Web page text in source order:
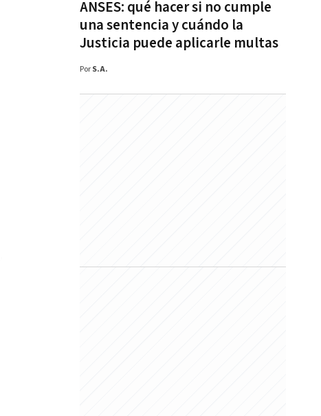
ANSES: qué hacer si no cumple
una sentencia y cuándo la
Justicia puede aplicarle multas
Por S.A.